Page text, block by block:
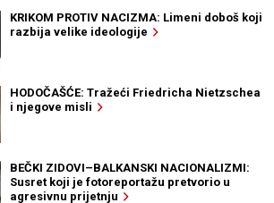
KRIKOM PROTIV NACIZMA: Limeni doboš koji
razbija velike ideologije
HODOČAŠĆE: Tražeći Friedricha Nietzschea
i njegove misli
BEČKI ZIDOVI–BALKANSKI NACIONALIZMI:
Susret koji je fotoreportažu pretvorio u
agresivnu prijetnju